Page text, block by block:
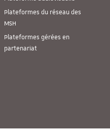
Plateformes du réseau des
MSH
Plateformes gérées en
partenariat